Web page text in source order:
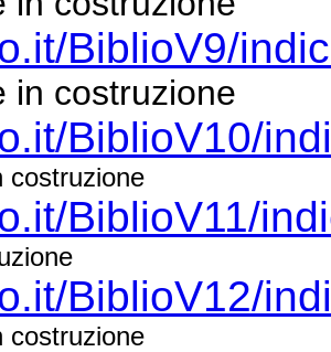
BiblioV9/
in costruzione
BiblioV10/
costruzione
BiblioV11/
BiblioV12/
costruzione